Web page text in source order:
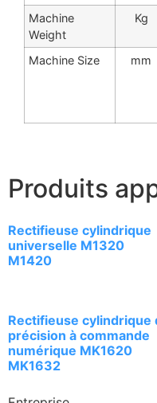
Machine
Weight
Kg
Machine Size mm
Produits
Rectifieuse cylindrique
universelle M1320
M1420
Rectifieuse cylindrique
précision à commande
numérique MK1620
MK1632